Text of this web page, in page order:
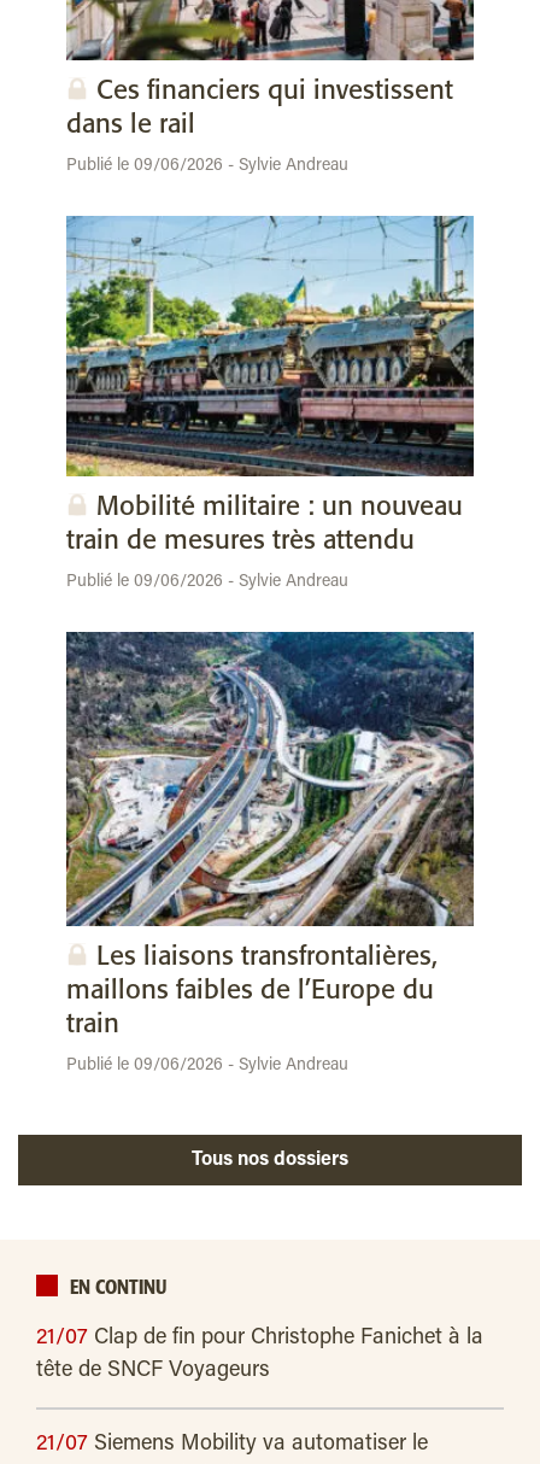
Ces financiers qui investissent
dans le rail
Publié le 09/06/2026 - Sylvie Andreau
Mobilité militaire : un nouveau
train de mesures très attendu
Publié le 09/06/2026 - Sylvie Andreau
Les liaisons transfrontalières,
maillons faibles de l’Europe du
train
Publié le 09/06/2026 - Sylvie Andreau
Tous nos dossiers
EN CONTINU
21/07 Clap de fin pour Christophe Fanichet à la
tête de SNCF Voyageurs
21/07 Siemens Mobility va automatiser le